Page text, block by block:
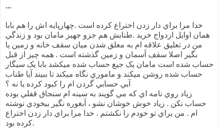
...
خدا مرا براي دار زدن اختراع کرده است .چهارپايه اش را هم بابا
همان اوايل ازدواج خريد .طنابش هم جزو جهيز مامان بود و زندگي
من در تعليق علاقه ام به معلق شدن ميان سقف خانه و زمين يا
بگير اصلا سقف آسمان و زمين گذشته است . همه چيز از قبل
حساب شده است مامان يک جيغ حساب شده ميکشد بابا يک سيگار
حساب شده روشن ميکند و ماموري نگاه ميکند تا ببيند آيا طناب
آبي حسابي گردن ام را کبود کرده يا نه ؟
زياد روي نامه اي که مي گويند به سينه ام سنجاق قفلي بوده
حساب نکن . زياد خوش خوشان نشو ، آبغوره نگير بيخودي نوشته
ام . من براي تو خودم را نکشتم . خدا مرا براي دار زدن اختراع
کرده بود.